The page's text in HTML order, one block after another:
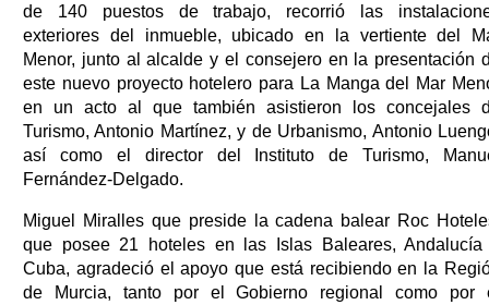
de 140 puestos de trabajo, recorrió las
exteriores del inmueble, ubicado en la vertiente del
Menor, junto al alcalde y el consejero en la presentación
este nuevo proyecto hotelero para La Manga del Mar
en un acto al que también asistieron los concejales
Turismo, Antonio Martínez, y de Urbanismo, Antonio
así como el director del Instituto de Turismo,
Fernández-Delgado.
Miguel Miralles que preside la cadena balear Roc
que posee 21 hoteles en las Islas Baleares, Andalucía
Cuba, agradeció el apoyo que está recibiendo en la
de Murcia, tanto por el Gobierno regional como por